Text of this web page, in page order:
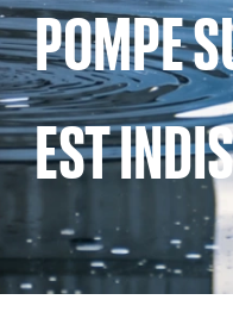
POMPE
EST